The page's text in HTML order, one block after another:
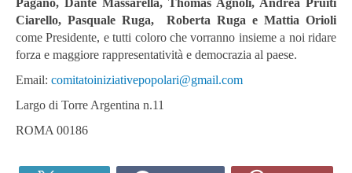
Ciarello, Pasquale Ruga, Roberta Ruga e Mattia Orioli
come Presidente, e tutti coloro che vorranno insieme a noi ridare
forza e maggiore rappresentatività e democrazia al paese.
Email: comitatoiniziativepopolari@gmail.com
Largo di Torre Argentina n.11
ROMA 00186